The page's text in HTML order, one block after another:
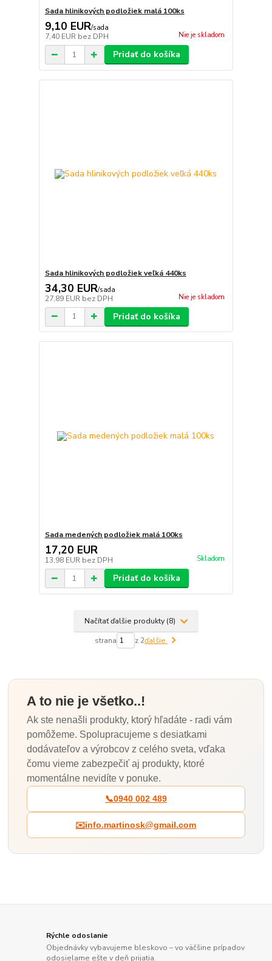
Sada hlinikových podložiek malá 100ks
9,10 EUR/sada
7,40 EUR bez DPH Nie je skladom
Pridať do košíka
Sada hlinikových podložiek veľká 440ks
34,30 EUR/sada
27,89 EUR bez DPH Nie je skladom
Pridať do košíka
Sada medených podložiek malá 100ks
17,20 EUR
13,98 EUR bez DPH Skladom
Pridať do košíka
Načítať ďalšie produkty (8)
strana z 2ďalšie
A to nie je všetko..!
Ak ste nenašli produkty, ktorý hľadáte - radi vám
pomôžeme. Spolupracujeme s desiatkami
dodávateľov a výrobcov z celého sveta, vďaka
čomu vieme zabezpečiť aj produkty, ktoré
momentálne nevidíte v ponuke.
📞0940 002 489
✉️info.martinosk@gmail.com
Rýchle odoslanie
Objednávky vybavujeme bleskovo – vo väčšine prípadov
odosielame ešte v deň prijatia.